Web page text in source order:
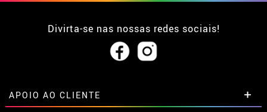
Divirta-se nas nossas redes sociais!
APOIO AO CLIENTE